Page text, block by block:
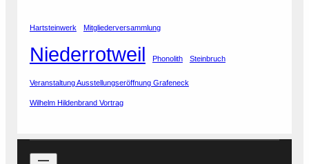
Hartsteinwerk Mitgliederversammlung
Niederrotweil Phonolith Steinbruch
Veranstaltung Ausstellungseröffnung Grafeneck
Wilhelm Hildenbrand Vortrag